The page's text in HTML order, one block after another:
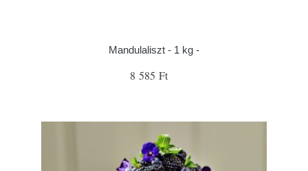
Mandulaliszt - 1 kg -
8 585 Ft